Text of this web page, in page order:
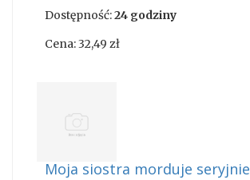
Dostępność:24 godziny
Cena:32,49 zł
Moja siostra morduje seryjnie